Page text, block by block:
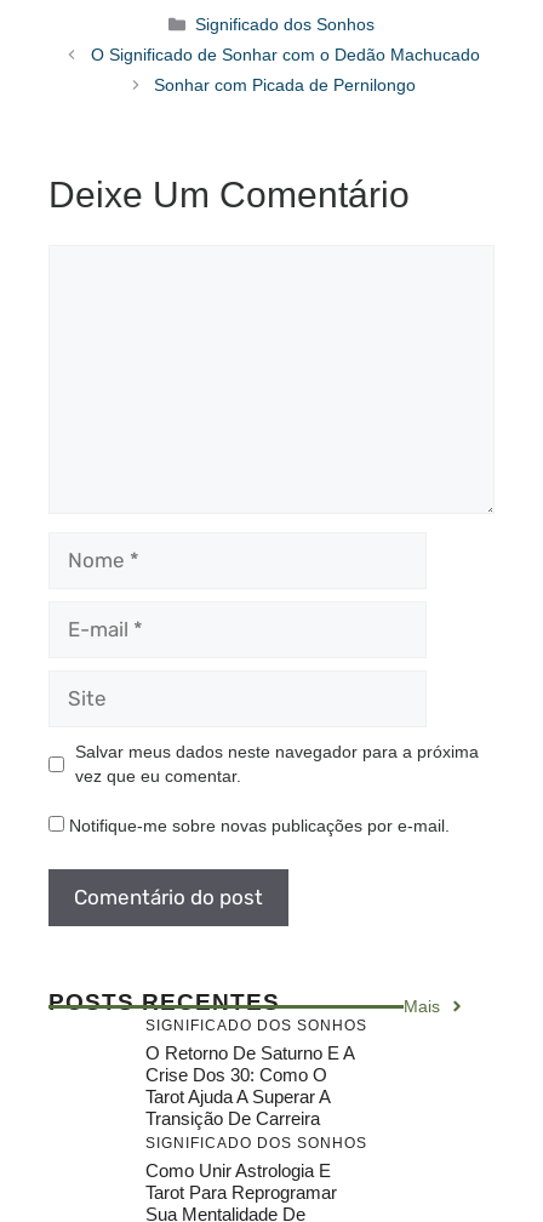
Categorias
Significado dos Sonhos
O Significado de Sonhar com o Dedão Machucado
Sonhar com Picada de Pernilongo
Deixe Um Comentário
mail
Salvar meus dados neste navegador para a próxima
vez que eu comentar.
Notifique-me sobre novas publicações por e-mail.
POSTS RECENTES Mais
SIGNIFICADO DOS SONHOS
O Retorno De Saturno E A
Crise Dos 30: Como O
Tarot Ajuda A Superar A
Transição De Carreira
SIGNIFICADO DOS SONHOS
Como Unir Astrologia E
Tarot Para Reprogramar
Sua Mentalidade De